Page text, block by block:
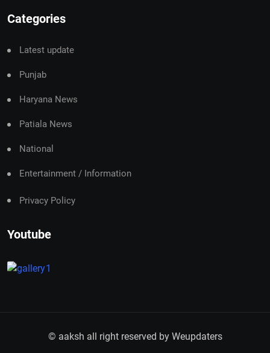
Categories
Latest update
Punjab
Haryana News
Patiala News
National
Entertainment / Information
Privacy Policy
Youtube
© aaksh all right reserved by Weupdaters